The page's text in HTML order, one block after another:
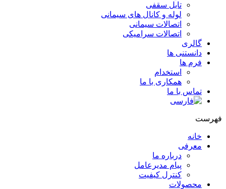
تایل سقفی
لوله و کانال های سیمانی
اتصالات سیمانی
اتصالات سرامیکی
گالری
دانستنی ها
فرم ها
استخدام
همکاری با ما
تماس با ما
فهرست
خانه
معرفی
درباره ما
پیام مدیرعامل
کنترل کیفیت
محصولات